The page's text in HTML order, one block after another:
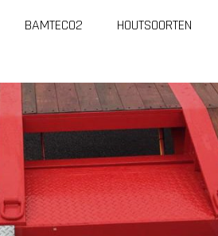
BAMTECO2 HOUTSOORTEN